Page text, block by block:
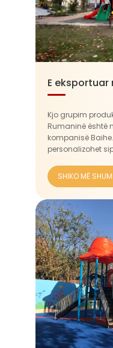
E eksportuar
Kjo grupim
Rumaninë është
kompanisë
personalizohet
krijon një theks
ndërsa lart...
SHIKO MË